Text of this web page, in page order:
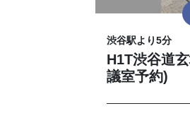
渋谷駅より5分
H1T渋谷道
議室予約)